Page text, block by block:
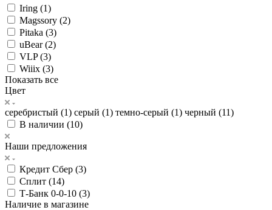
Iring (1)
Magssory (2)
Pitaka (3)
uBear (2)
VLP (3)
Wiiix (3)
Показать все
Цвет
серебристый (1) серый (1) темно-серый (1) черный (11)
В наличии (10)
Наши предложения
Кредит Сбер (3)
Сплит (14)
Т-Банк 0-0-10 (3)
Наличие в магазине